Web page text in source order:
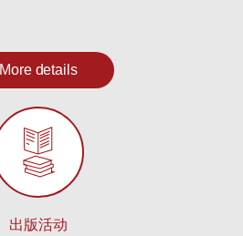
More details
出版活动